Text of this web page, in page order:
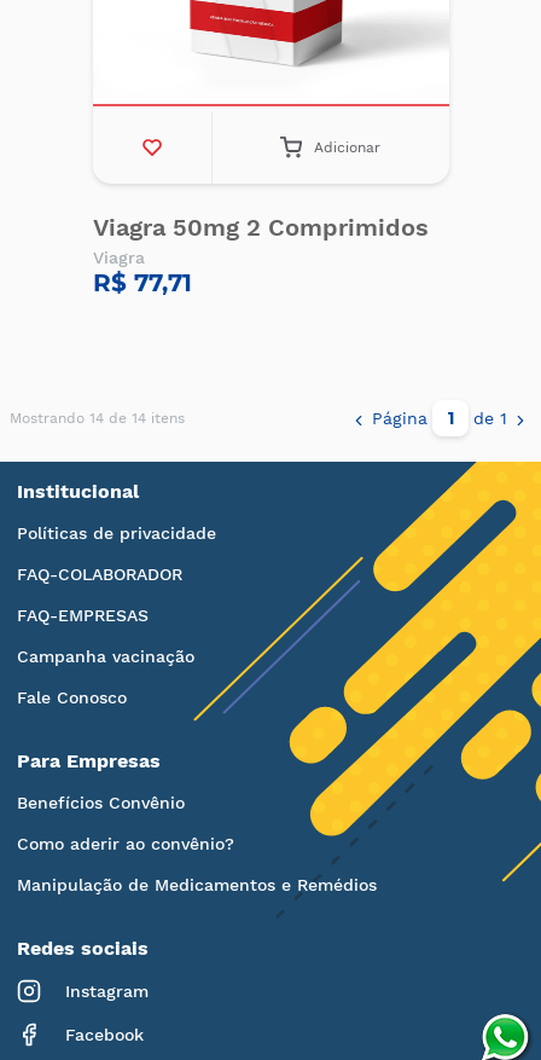
Adicionar
Viagra 50mg 2 Comprimidos
Viagra
R$ 77,71
Mostrando 14 de 14 itens Página de 1
Institucional
Políticas de privacidade
FAQ-COLABORADOR
FAQ-EMPRESAS
Campanha vacinação
Fale Conosco
Para Empresas
Benefícios Convênio
Como aderir ao convênio?
Manipulação de Medicamentos e Remédios
Redes sociais
Instagram
Facebook